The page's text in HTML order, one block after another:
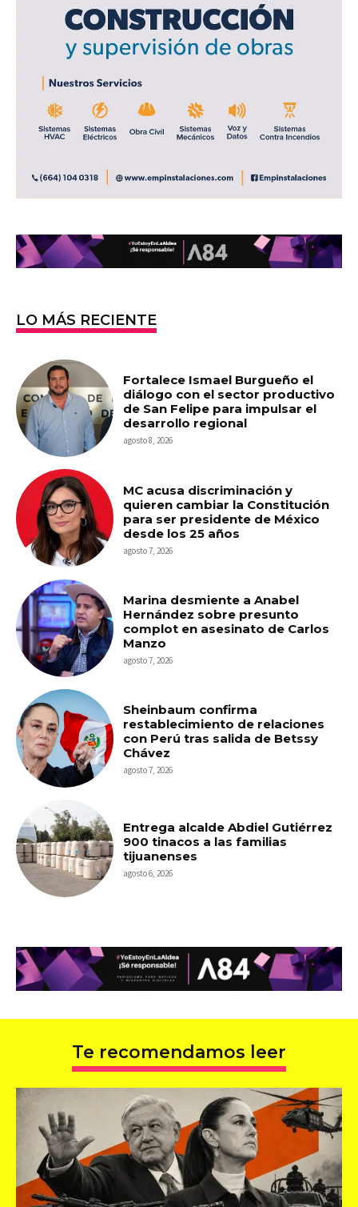
LO MÁS RECIENTE
Fortalece Ismael Burgueño el
diálogo con el sector productivo
de San Felipe para impulsar el
desarrollo regional
agosto 8, 2026
MC acusa discriminación y
quieren cambiar la Constitución
para ser presidente de México
desde los 25 años
agosto 7, 2026
Marina desmiente a Anabel
Hernández sobre presunto
complot en asesinato de Carlos
Manzo
agosto 7, 2026
Sheinbaum confirma
restablecimiento de relaciones
con Perú tras salida de Betssy
Chávez
agosto 7, 2026
Entrega alcalde Abdiel Gutiérrez
900 tinacos a las familias
tijuanenses
agosto 6, 2026
Te recomendamos leer